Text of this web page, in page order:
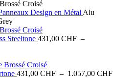
Design en Métal Alu
Steeltone 431,00 CHF –
431,00 CHF – 1.057,00 CHFPlage